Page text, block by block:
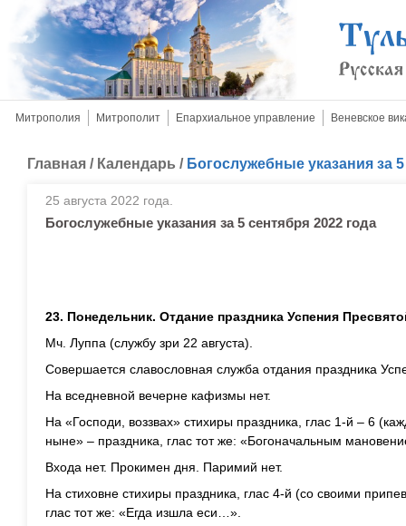
Митрополия Митрополит Епархиальное управление Веневское
Главная / Календарь / Богослужебные указания за
25 августа 2022 года.
Богослужебные указания за 5 сентября 2022 года
23. Понедельник. Отдание праздника Успения
Мч. Луппа (службу зри 22 августа).
Совершается славословная служба отдания праздника
На вседневной вечерне кафизмы нет.
На «Господи, воззвах» стихиры праздника, глас 1-й – 6
ныне» – праздника, глас тот же: «Богоначальным
Входа нет. Прокимен дня. Паримий нет.
На стиховне стихиры праздника, глас 4-й (со своими
глас тот же: «Егда изшла еси…».